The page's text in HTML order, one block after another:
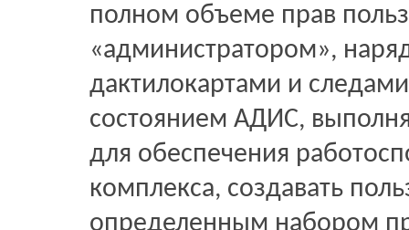
полном объеме прав
«администратором»,
дактилокартами и
состоянием АДИС,
для обеспечения
комплекса, создавать
определенным набором